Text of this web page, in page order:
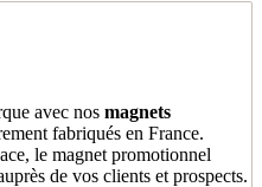
avec nos magnets
fabriqués en France.
le magnet promotionnel
de vos clients et prospects.